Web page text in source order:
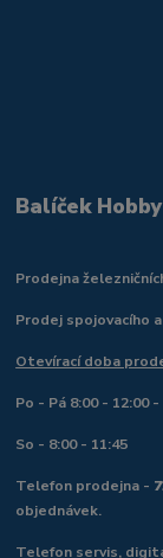
Balíček
Prodejna
Prodej spojovacího
Otevírací doba
Po - Pá 8:00 - 12:00
So - 8:00 - 11:45
Telefon prodejna -
objednávek.
Telefon servis,